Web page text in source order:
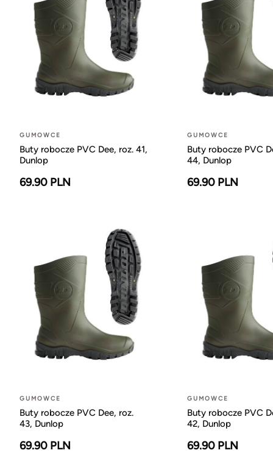
GUMOWCE
Buty robocze PVC Dee, roz. 41,
Dunlop
69.90 PLN
GUMOWCE
Buty robocze PVC
44, Dunlop
69.90 PLN
GUMOWCE
Buty robocze PVC Dee, roz.
43, Dunlop
69.90 PLN
GUMOWCE
Buty robocze PVC
42, Dunlop
69.90 PLN